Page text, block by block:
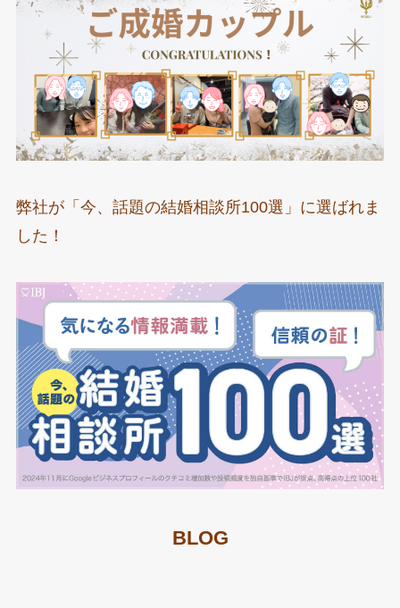
弊社が「今、話題の結婚相談所100選」に選ばれま
した！
BLOG